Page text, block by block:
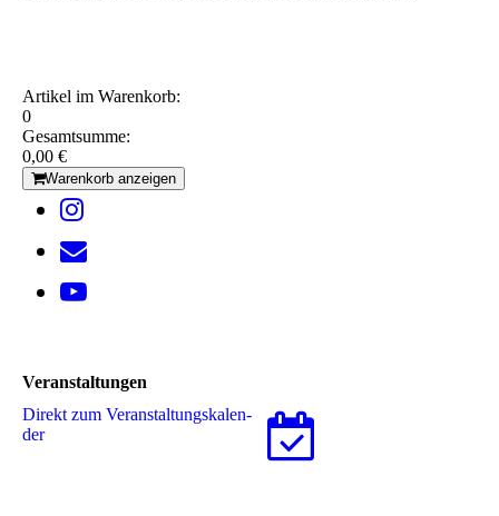
Artikel im Warenkorb:
0
Gesamtsumme:
0,00 €
Warenkorb anzeigen
Veranstaltungen
Direkt zum Ver­an­stal­tungs­ka­len­
der